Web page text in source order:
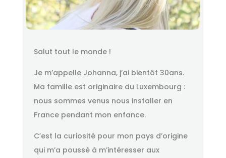
Salut tout le monde !
Je m’appelle Johanna, j’ai bientôt 30ans.
Ma famille est originaire du Luxembourg :
nous sommes venus nous installer en
France pendant mon enfance.
C’est la curiosité pour mon pays d’origine
qui m’a poussé à m’intéresser aux